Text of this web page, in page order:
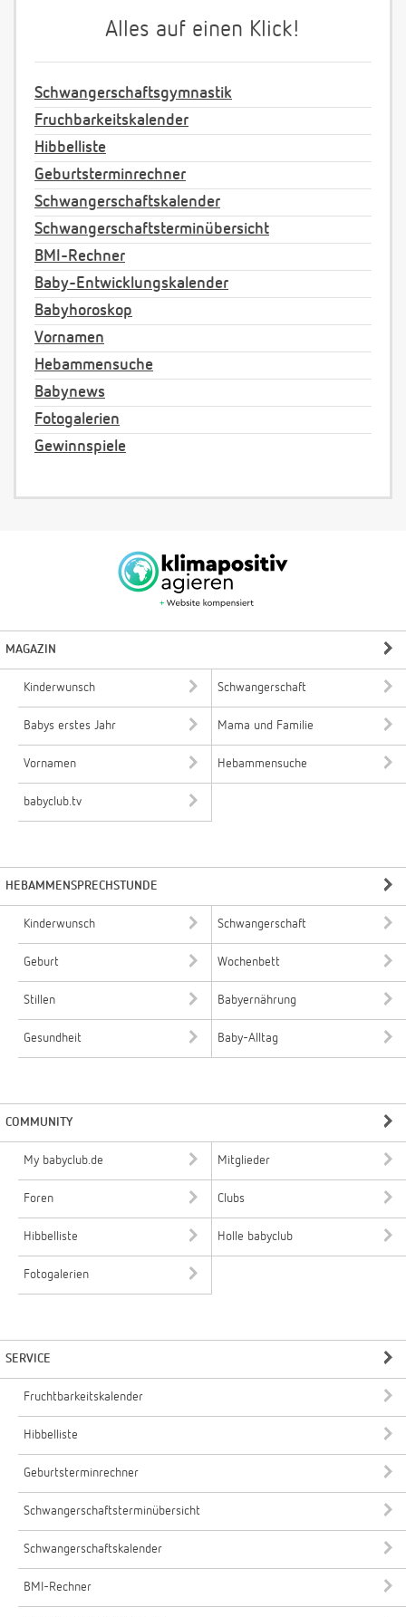
Alles auf einen Klick!
Schwangerschaftsgymnastik
Fruchbarkeitskalender
Hibbelliste
Geburtsterminrechner
Schwangerschaftskalender
Schwangerschaftsterminübersicht
BMI-Rechner
Baby-Entwicklungskalender
Babyhoroskop
Vornamen
Hebammensuche
Babynews
Fotogalerien
Gewinnspiele
MAGAZIN
Kinderwunsch Schwangerschaft
Babys erstes Jahr Mama und Familie
Vornamen Hebammensuche
babyclub.tv
HEBAMMENSPRECHSTUNDE
Kinderwunsch Schwangerschaft
Geburt Wochenbett
Stillen Babyernährung
Gesundheit Baby-Alltag
COMMUNITY
My babyclub.de Mitglieder
Foren Clubs
Hibbelliste Holle babyclub
Fotogalerien
SERVICE
Fruchtbarkeitskalender
Hibbelliste
Geburtsterminrechner
Schwangerschaftsterminübersicht
Schwangerschaftskalender
BMI-Rechner